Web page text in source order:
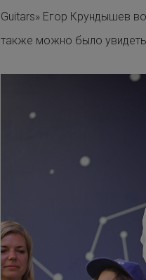
Guitars» Егор Крундышев
также можно было увидеть